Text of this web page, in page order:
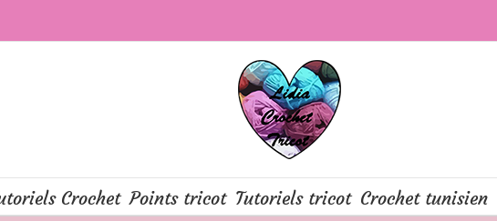
Crochet Points tricot Tutoriels tricot Crochet tunisien